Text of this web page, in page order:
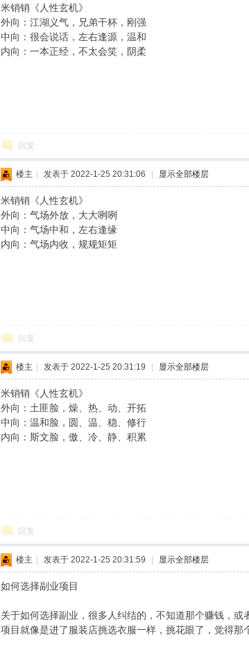
米销销《人性玄机》
外向：江湖义气，兄弟干杯，刚强
中向：很会说话，左右逢源，温和
内向：一本正经，不太会笑，阴柔
回复
楼主 发表于 2022-1-25 20:31:06 显示全部楼层
米销销《人性玄机》
外向：气场外放，大大咧咧
中向：气场中和，左右逢缘
内向：气场内收，规规矩矩
回复
楼主 发表于 2022-1-25 20:31:19 显示全部楼层
米销销《人性玄机》
外向：土匪脸，燥、热、动、开拓
中向：温和脸，圆、温、稳、修行
内向：斯文脸，傲、冷、静、积累
回复
楼主 发表于 2022-1-25 20:31:59 显示全部楼层
如何选择副业项目
关于如何选择副业，很多人纠结的，不知道那个赚钱，
项目就像是进了服装店挑选衣服一样，挑花眼了，觉得那